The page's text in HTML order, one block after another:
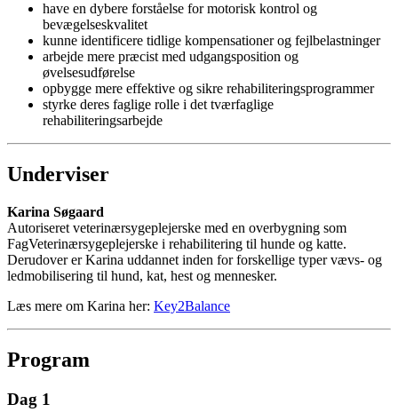
have en dybere forståelse for motorisk kontrol og
bevægelseskvalitet
kunne identificere tidlige kompensationer og fejlbelastninger
arbejde mere præcist med udgangsposition og
øvelsesudførelse
opbygge mere effektive og sikre rehabiliteringsprogrammer
styrke deres faglige rolle i det tværfaglige
rehabiliteringsarbejde
Underviser
Karina Søgaard
Autoriseret veterinærsygeplejerske med en overbygning som
FagVeterinærsygeplejerske i rehabilitering til hunde og katte.
Derudover er Karina uddannet inden for forskellige typer vævs- og
ledmobilisering til hund, kat, hest og mennesker.
Læs mere om Karina her: Key2Balance
Program
Dag 1